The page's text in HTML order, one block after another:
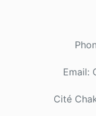
Email:
Cité